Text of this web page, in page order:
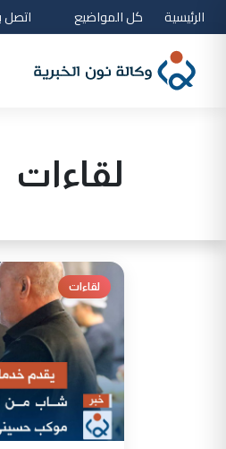
الرئيسية كل المواضيع اتصل
لقاءات
لقاءات